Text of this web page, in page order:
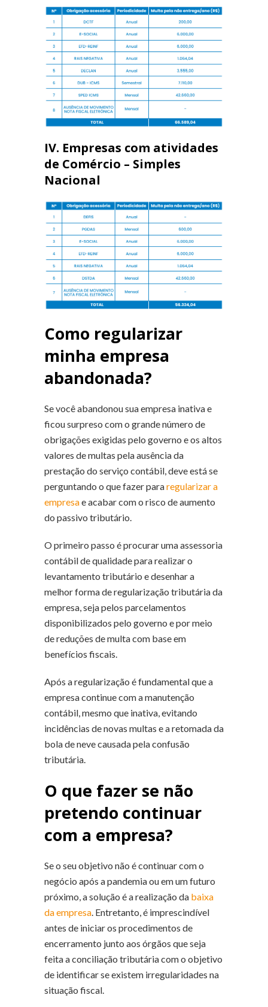
IV. Empresas com atividades
de Comércio – Simples
Nacional
Como regularizar
minha empresa
abandonada?
Se você abandonou sua empresa inativa e
ficou surpreso com o grande número de
obrigações exigidas pelo governo e os altos
valores de multas pela ausência da
prestação do serviço contábil, deve está se
perguntando o que fazer pararegularizar a
empresae acabar com o risco de aumento
do passivo tributário.
O primeiro passo é procurar uma assessoria
contábil de qualidade para realizar o
levantamento tributário e desenhar a
melhor forma de regularização tributária da
empresa, seja pelos parcelamentos
disponibilizados pelo governo e por meio
de reduções de multa com base em
benefícios fiscais.
Após a regularização é fundamental que a
empresa continue com a manutenção
contábil, mesmo que inativa, evitando
incidências de novas multas e a retomada da
bola de neve causada pela confusão
tributária.
O que fazer se não
pretendo continuar
com a empresa?
Se o seu objetivo não é continuar com o
negócio após a pandemia ou em um futuro
próximo, a solução é a realização da baixa
da empresa. Entretanto, é imprescindível
antes de iniciar os procedimentos de
encerramento junto aos órgãos que seja
feita a conciliação tributária com o objetivo
de identificar se existem irregularidades na
situação fiscal.